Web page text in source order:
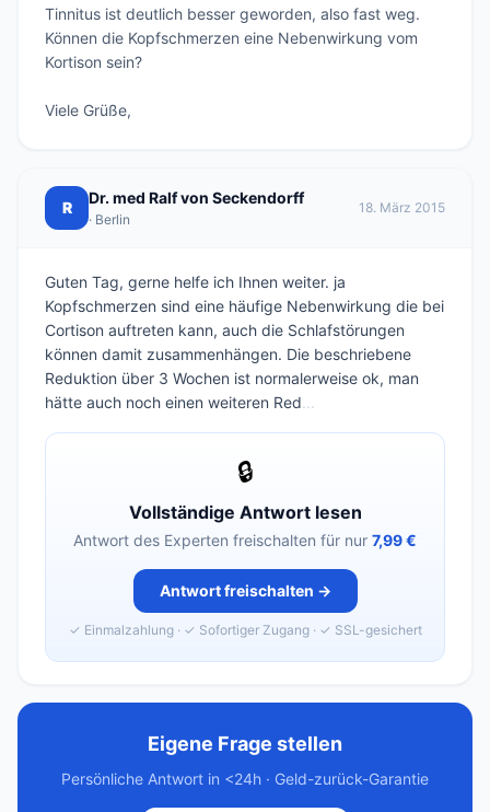
Tinnitus ist deutlich besser geworden, also fast weg.
Können die Kopfschmerzen eine Nebenwirkung vom
Kortison sein?
Viele Grüße,
R
Dr. med Ralf von Seckendorff
· Berlin
18. März 2015
Guten Tag, gerne helfe ich Ihnen weiter. ja
Kopfschmerzen sind eine häufige Nebenwirkung die bei
Cortison auftreten kann, auch die Schlafstörungen
können damit zusammenhängen. Die beschriebene
Reduktion über 3 Wochen ist normalerweise ok, man
hätte auch noch einen weiteren Red...
🔒
Vollständige Antwort lesen
Antwort des Experten freischalten für nur 7,99 €
Antwort freischalten →
✓ Einmalzahlung · ✓ Sofortiger Zugang · ✓ SSL-gesichert
Eigene Frage stellen
Persönliche Antwort in <24h · Geld-zurück-Garantie